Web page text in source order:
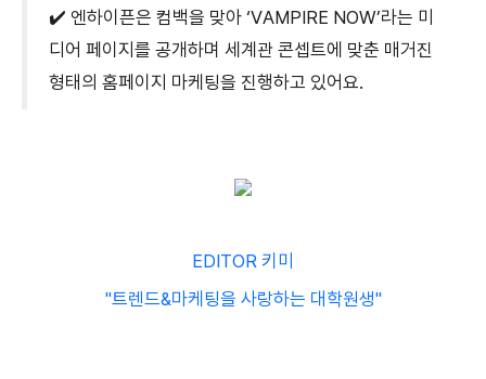
✔️ 엔하이픈은 컴백을 맞아 ‘VAMPIRE NOW’라는 미
디어 페이지를 공개하며 세계관 콘셉트에 맞춘 매거진
형태의 홈페이지 마케팅을 진행하고 있어요.
EDITOR 키미
"트렌드&마케팅을 사랑하는 대학원생"